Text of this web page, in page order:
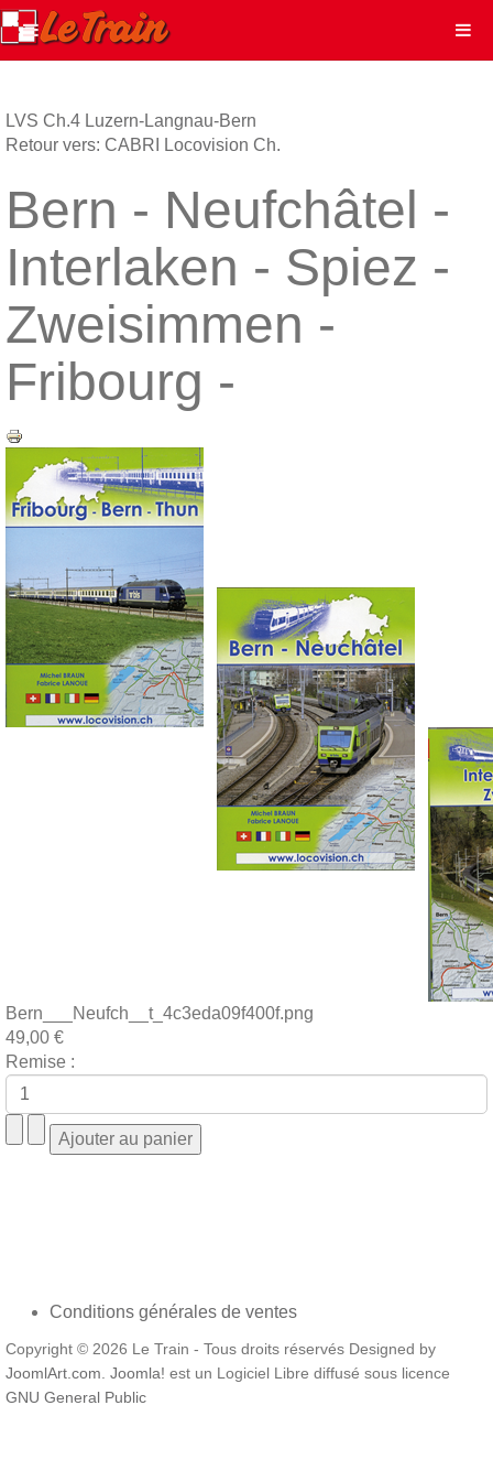
LVS Ch.4 Luzern-Langnau-Bern
Retour vers: CABRI Locovision Ch.
Bern - Neufchâtel -
Interlaken - Spiez -
Zweisimmen -
Fribourg -
Bern___Neufch__t_4c3eda09f400f.png
49,00 €
Remise :
Conditions générales de ventes
Copyright © 2026 Le Train - Tous droits réservés Designed by
JoomlArt.com. Joomla! est un Logiciel Libre diffusé sous licence
GNU General Public